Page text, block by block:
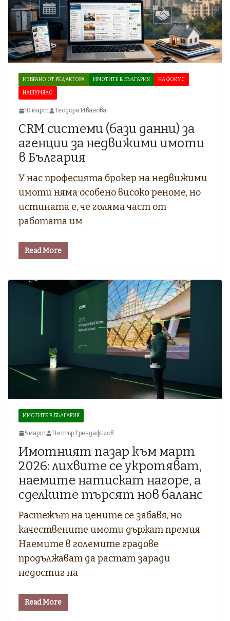
ИЗБРАНО ОТ РЕДАКТОРА ИМОТИТЕ В БЪЛГАРИЯ НА ФОКУС
НАШУМЯЛО
10 март Теодора Иванова
CRM системи (бази данни) за
агенции за недвижими имоти
в България
У нас професията брокер на недвижими
имоти няма особено високо реноме, но
истината е, че голяма част от
работата им
Read More
ИМОТИТЕ В БЪЛГАРИЯ
5 март Петър Трендафилов
Имотният пазар към март
2026: лихвите се укротяват,
наемите натискат нагоре, а
сделките търсят нов баланс
Растежът на цените се забавя, но
качествените имоти държат премия
Наемите в големите градове
продължават да растат заради
недостиг на
Read More